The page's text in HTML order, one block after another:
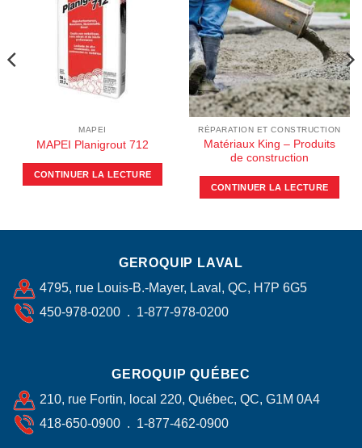
MAPEI
MAPEI Planigrout 712
CONTINUER LA LECTURE
RÉPARATION ET CONSTRUCTION
Matériaux King – Produits
de construction
CONTINUER LA LECTURE
GEROQUIP LAVAL
4795, rue Louis-B.-Mayer, Laval, QC, H7P 6G5
450-978-0200 . 1-877-978-0200
GEROQUIP QUÉBEC
210, rue Fortin, local 220, Québec, QC, G1M 0A4
418-650-0900 . 1-877-462-0900